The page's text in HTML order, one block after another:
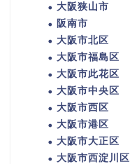
大阪狭山市
阪南市
大阪市北区
大阪市福島区
大阪市此花区
大阪市中央区
大阪市西区
大阪市港区
大阪市大正区
大阪市西淀川区